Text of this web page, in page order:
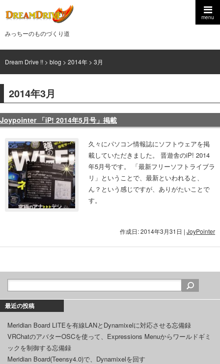
menu
みっちーのものづくり道
Dream Drive !! > blog > 2014年 > 3月
2014年3月
Joypointer 「iP! 2014年5月号」掲載
久々にパソコン情報誌にソフトウェアを掲
載していただきました。 晋遊舎のiP! 2014
年5月号です。 「最新フリーソフトライブラ
リ」ということで、最新といわれると、
ん？という感じですが、ありがたいことで
す。
作成日: 2014年3月31日 | JoyPointer
最近の投稿
Meridian Board LITEを有線LANとDynamixelに対応させる忘備録
VRChatのアバターOSCを使って、Expressions Menuからワールドギミ
ックを制御する忘備録
Meridian Board(Teensy4.0)で、Dynamixelを回す